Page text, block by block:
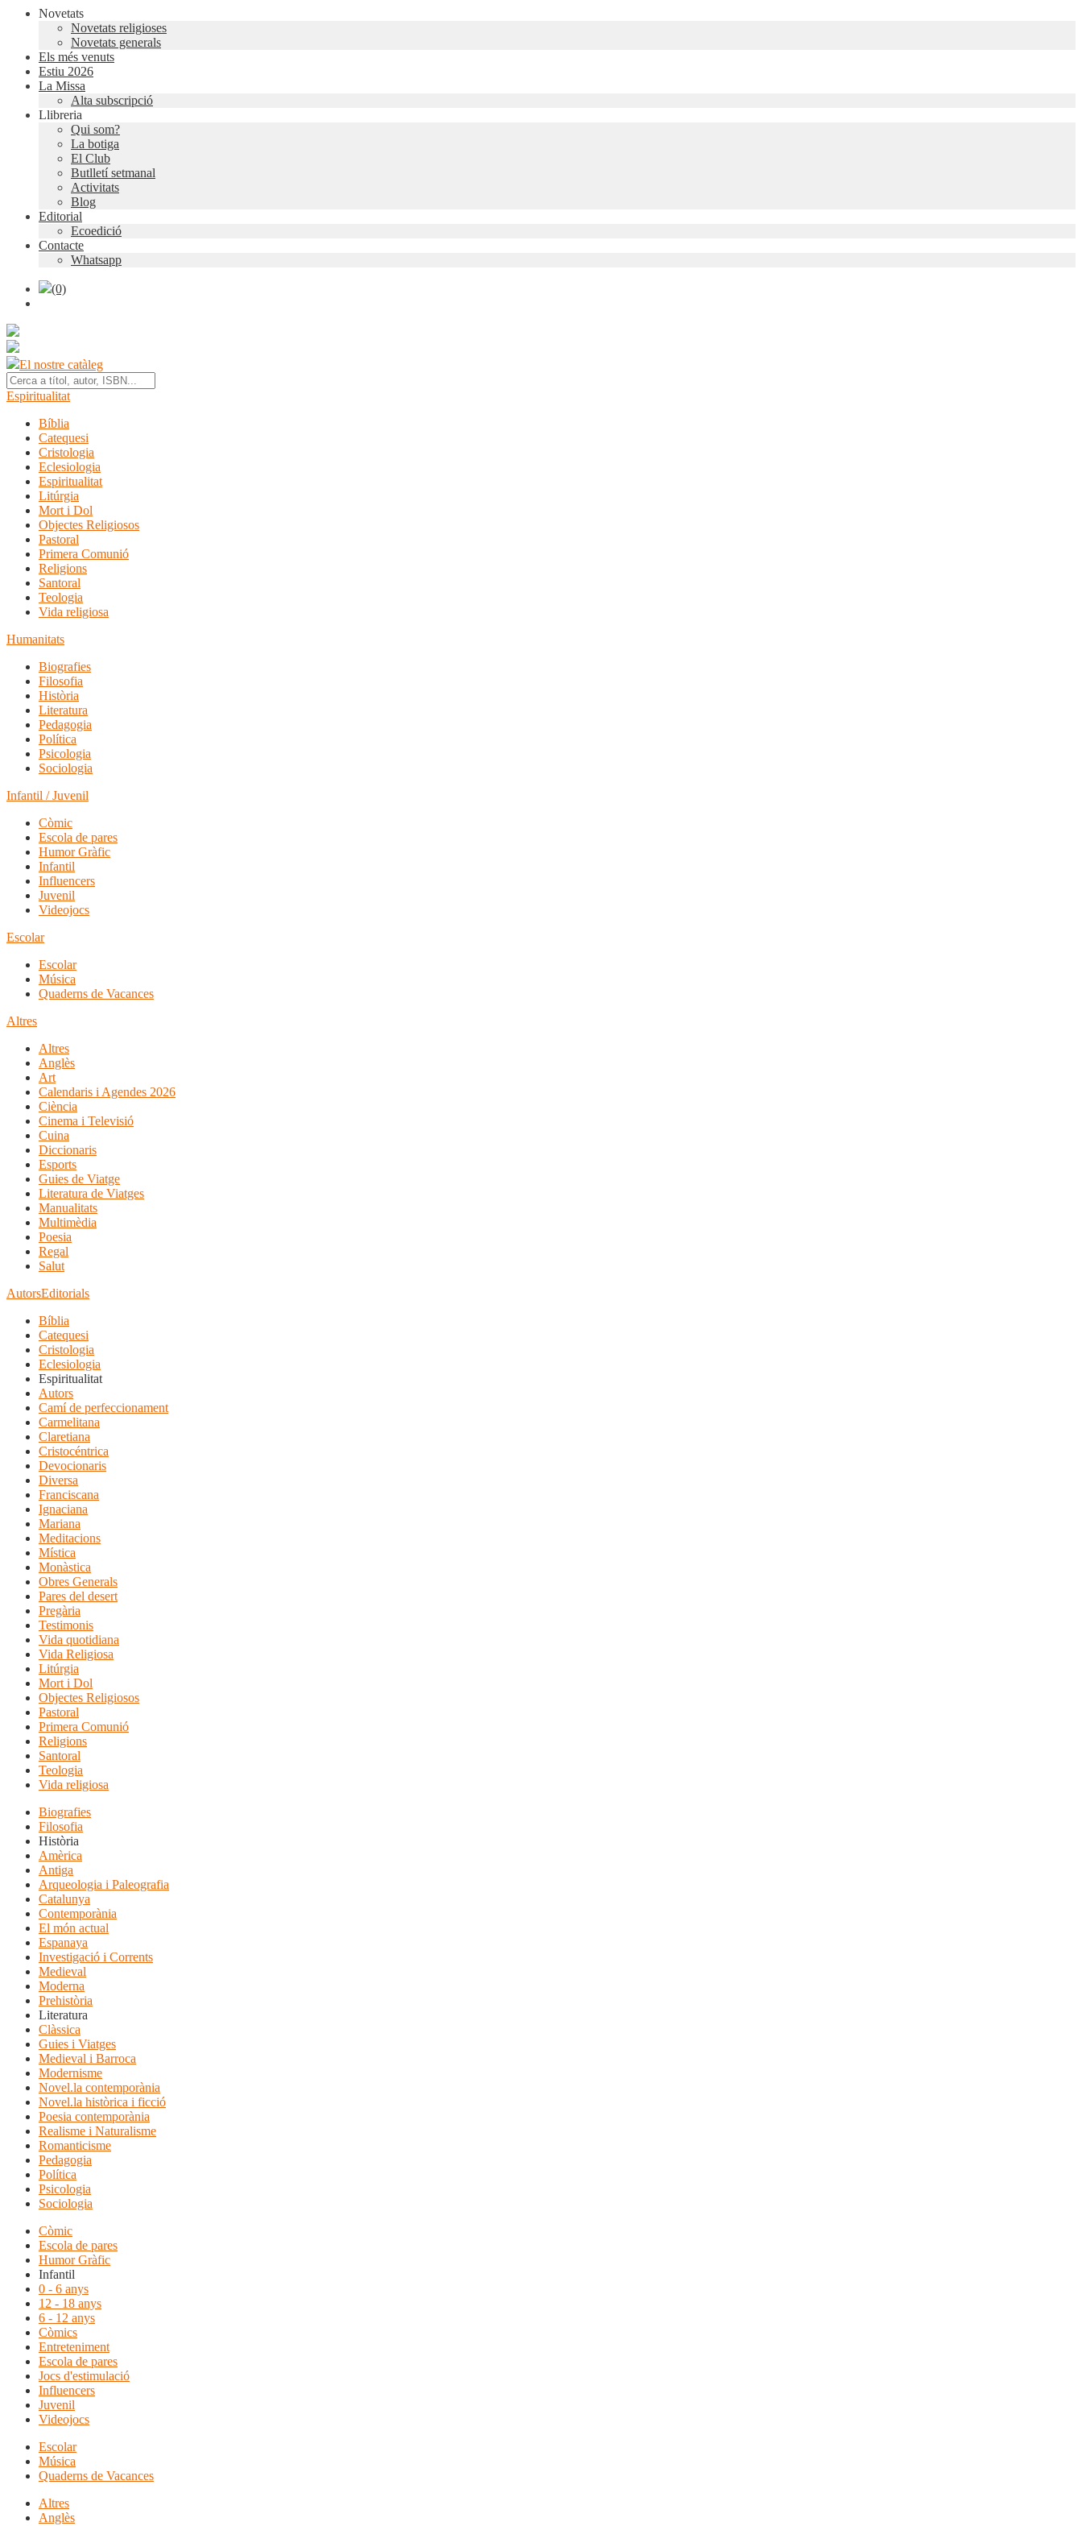
Novetats
Novetats religioses
Novetats generals
Els més venuts
Estiu 2026
La Missa
Alta subscripció
Llibreria
Qui som?
La botiga
El Club
Butlletí setmanal
Activitats
Blog
Editorial
Ecoedició
Contacte
Whatsapp
(0)
El nostre catàleg
Espiritualitat
Bíblia
Catequesi
Cristologia
Eclesiologia
Espiritualitat
Litúrgia
Mort i Dol
Objectes Religiosos
Pastoral
Primera Comunió
Religions
Santoral
Teologia
Vida religiosa
Humanitats
Biografies
Filosofia
Història
Literatura
Pedagogia
Política
Psicologia
Sociologia
Infantil / Juvenil
Còmic
Escola de pares
Humor Gràfic
Infantil
Influencers
Juvenil
Videojocs
Escolar
Escolar
Música
Quaderns de Vacances
Altres
Altres
Anglès
Art
Calendaris i Agendes 2026
Ciència
Cinema i Televisió
Cuina
Diccionaris
Esports
Guies de Viatge
Literatura de Viatges
Manualitats
Multimèdia
Poesia
Regal
Salut
AutorsEditorials
Bíblia
Catequesi
Cristologia
Eclesiologia
Espiritualitat
Autors
Camí de perfeccionament
Carmelitana
Claretiana
Cristocéntrica
Devocionaris
Diversa
Franciscana
Ignaciana
Mariana
Meditacions
Mística
Monàstica
Obres Generals
Pares del desert
Pregària
Testimonis
Vida quotidiana
Vida Religiosa
Litúrgia
Mort i Dol
Objectes Religiosos
Pastoral
Primera Comunió
Religions
Santoral
Teologia
Vida religiosa
Biografies
Filosofia
Història
Amèrica
Antiga
Arqueologia i Paleografia
Catalunya
Contemporània
El món actual
Espanaya
Investigació i Corrents
Medieval
Moderna
Prehistòria
Literatura
Clàssica
Guies i Viatges
Medieval i Barroca
Modernisme
Novel.la contemporània
Novel.la històrica i ficció
Poesia contemporània
Realisme i Naturalisme
Romanticisme
Pedagogia
Política
Psicologia
Sociologia
Còmic
Escola de pares
Humor Gràfic
Infantil
0 - 6 anys
12 - 18 anys
6 - 12 anys
Còmics
Entreteniment
Escola de pares
Jocs d'estimulació
Influencers
Juvenil
Videojocs
Escolar
Música
Quaderns de Vacances
Altres
Anglès